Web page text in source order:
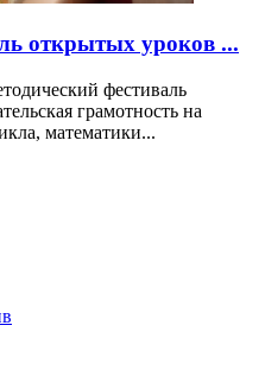
открытых уроков ...
фестиваль
грамотность на
математики...